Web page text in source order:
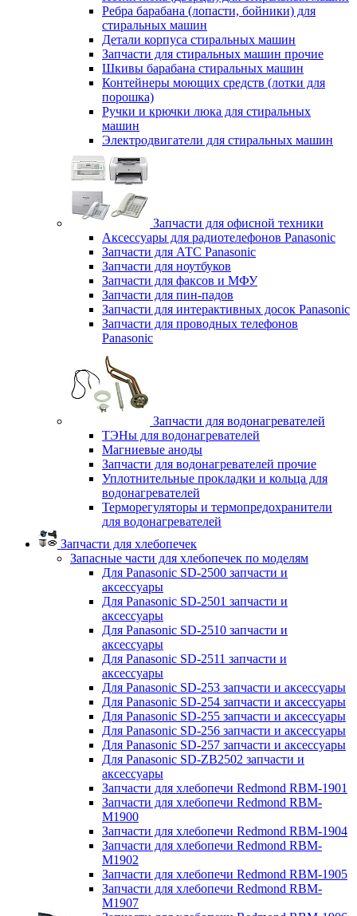
Ребра барабана (лопасти, бойники) для
стиральных машин
Детали корпуса стиральных машин
Запчасти для стиральных машин прочие
Шкивы барабана стиральных машин
Контейнеры моющих средств (лотки для
порошка)
Ручки и крючки люка для стиральных
машин
Электродвигатели для стиральных машин
Запчасти для офисной техники
Аксессуары для радиотелефонов Panasonic
Запчасти для АТС Panasonic
Запчасти для ноутбуков
Запчасти для факсов и МФУ
Запчасти для пин-падов
Запчасти для интерактивных досок Panasonic
Запчасти для проводных телефонов
Panasonic
Запчасти для водонагревателей
ТЭНы для водонагревателей
Магниевые аноды
Запчасти для водонагревателей прочие
Уплотнительные прокладки и кольца для
водонагревателей
Терморегуляторы и термопредохранители
для водонагревателей
Запчасти для хлебопечек
Запасные части для хлебопечек по моделям
Для Panasonic SD-2500 запчасти и
аксессуары
Для Panasonic SD-2501 запчасти и
аксессуары
Для Panasonic SD-2510 запчасти и
аксессуары
Для Panasonic SD-2511 запчасти и
аксессуары
Для Panasonic SD-253 запчасти и аксессуары
Для Panasonic SD-254 запчасти и аксессуары
Для Panasonic SD-255 запчасти и аксессуары
Для Panasonic SD-256 запчасти и аксессуары
Для Panasonic SD-257 запчасти и аксессуары
Для Panasonic SD-ZB2502 запчасти и
аксессуары
Запчасти для хлебопечи Redmond RBM-1901
Запчасти для хлебопечи Redmond RBM-
M1900
Запчасти для хлебопечи Redmond RBM-1904
Запчасти для хлебопечи Redmond RBM-
M1902
Запчасти для хлебопечи Redmond RBM-1905
Запчасти для хлебопечи Redmond RBM-
M1907